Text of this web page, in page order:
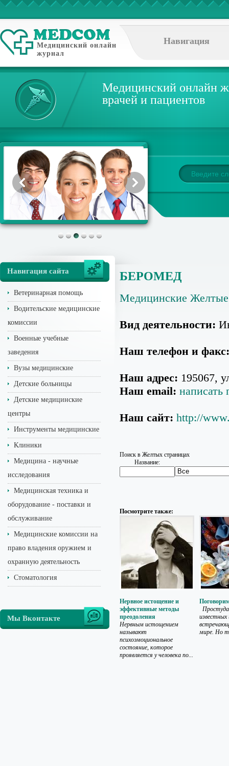
Медицинский онлайн
журнал
Навигация
Медицинский онлайн
врачей и пациентов
Навигация сайта
Ветеринарная помощь
Водительские медицинские
комиссии
Военные учебные
заведения
Вузы медицинские
Детские больницы
Детские медицинские
центры
Инструменты медицинские
Клиники
Медицина - научные
исследования
Медицинская техника и
оборудование - поставки и
обслуживание
Медицинские комиссии на
право владения оружием и
охранную деятельность
Стоматология
Мы Вконтакте
БЕРОМЕД
Медицинские
Вид деятельности:
Наш телефон и факс:
Наш адрес: 195067,
Наш email: написать
Наш сайт: http://
Поиск в Желтых страницах
Название:
Посмотрите также:
Нервное истощение и
эффективные методы
преодоления
Нервным истощением
называют
психоэмоциональное
состояние, которое
проявляется у человека по...
известных
мире. Но